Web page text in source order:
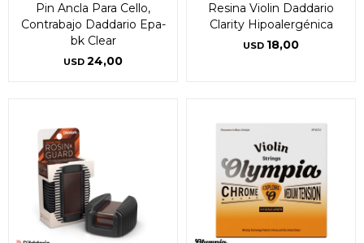
Pin Ancla Para Cello,
Contrabajo Daddario Epa-
bk Clear
USD 24,00
Resina Violin Daddario
Clarity Hipoalergénica
USD 18,00